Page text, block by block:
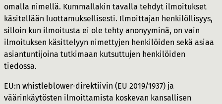
omalla nimellä. Kummallakin tavalla tehdyt ilmoitukset
käsitellään luottamuksellisesti. Ilmoittajan henkilöllisyys,
silloin kun ilmoitusta ei ole tehty anonyyminä, on vain
ilmoituksen käsittelyyn nimettyjen henkilöiden sekä asiaa
asiantuntijoina tutkimaan kutsuttujen henkilöiden
tiedossa.
EU:n whistleblower-direktiivin (EU 2019/1937) ja
väärinkäytösten ilmoittamista koskevan kansallisen